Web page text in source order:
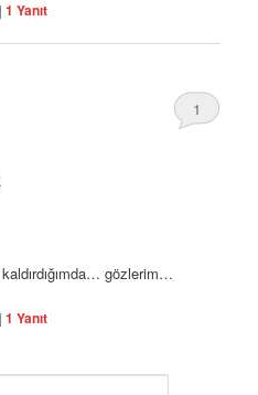
|1 Yanıt
1
gözlerim…
|1 Yanıt